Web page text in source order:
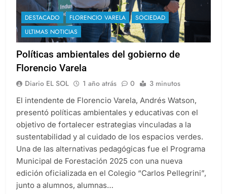
DESTACADO FLORENCIO VARELA
SOCIEDAD
ULTIMAS NOTICIAS
Políticas ambientales del gobierno de
Florencio Varela
Diario EL SOL 1 año atrás 0 3 minutos
El intendente de Florencio Varela, Andrés Watson,
presentó políticas ambientales y educativas con el
objetivo de fortalecer estrategias vinculadas a la
sustentabilidad y al cuidado de los espacios verdes.
Una de las alternativas pedagógicas fue el Programa
Municipal de Forestación 2025 con una nueva
edición oficializada en el Colegio “Carlos Pellegrini”,
junto a alumnos, alumnas…